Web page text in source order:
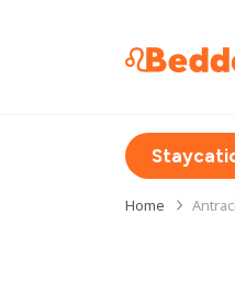
Home